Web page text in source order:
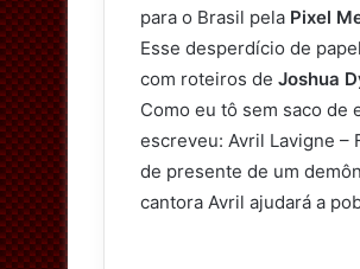
para o Brasil pela Pixel
Esse desperdício de
com roteiros de Joshua
Como eu tô sem saco de
escreveu: Avril Lavigne –
de presente de um
cantora Avril ajudará a